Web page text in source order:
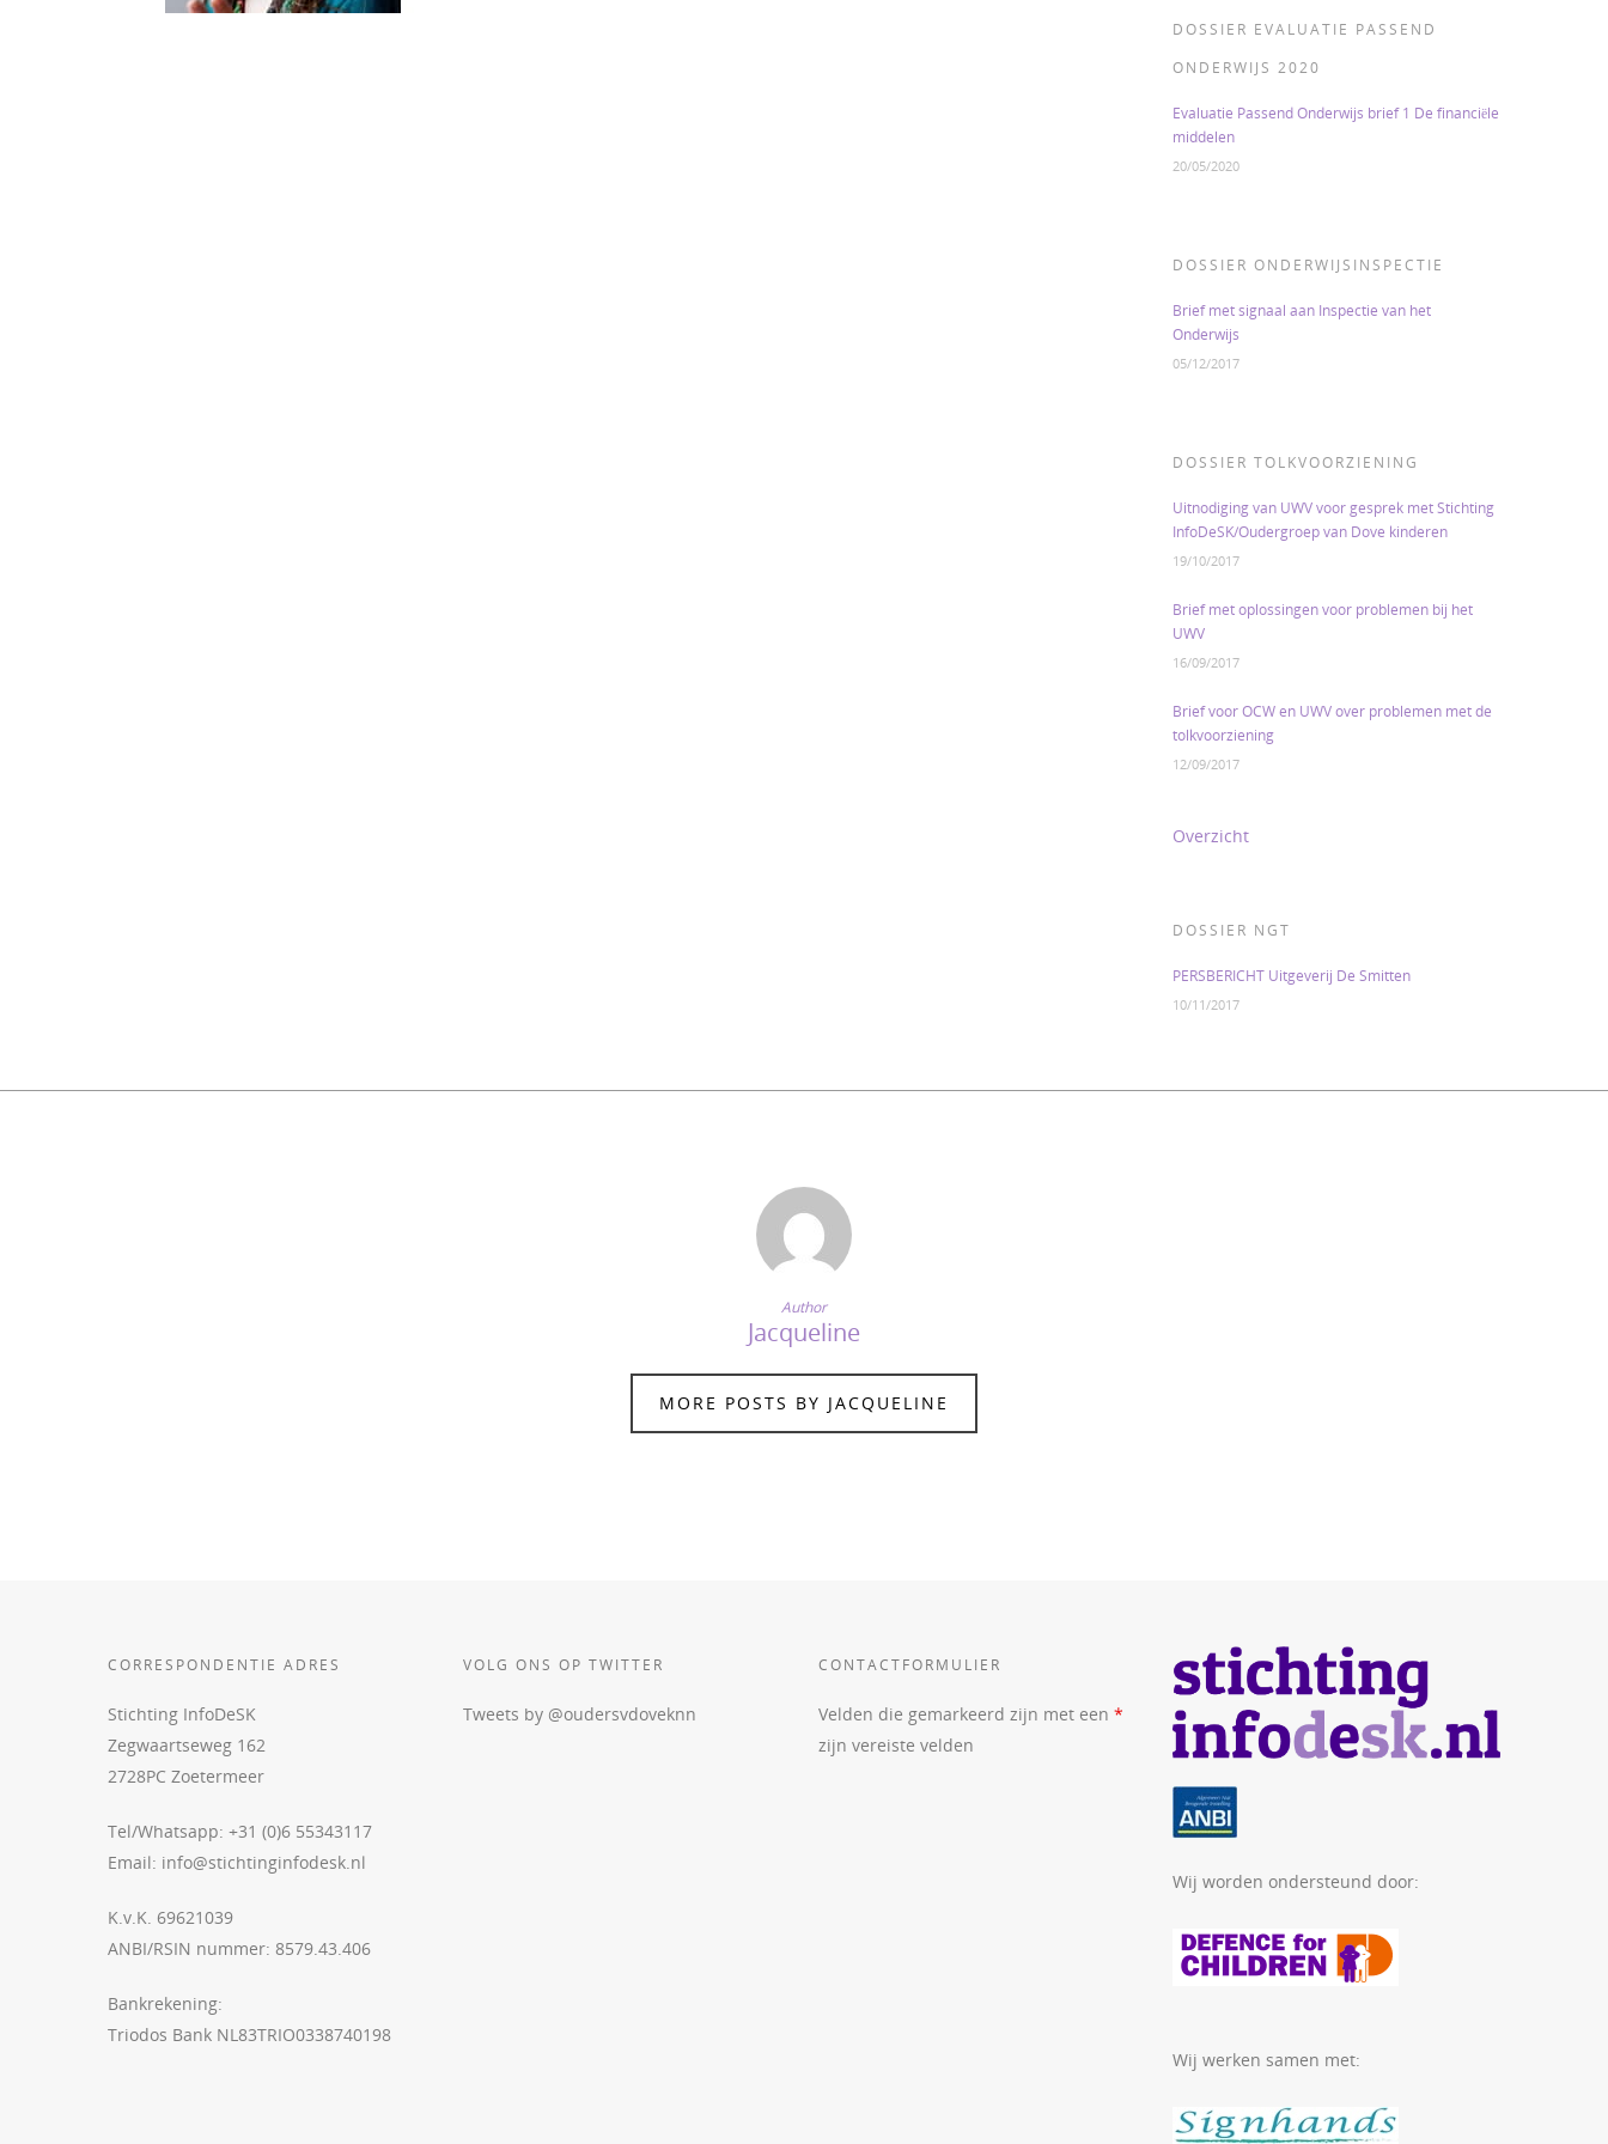
DOSSIER EVALUATIE PASSEND
ONDERWIJS 2020
Evaluatie Passend Onderwijs brief 1 De financiële
middelen
20/05/2020
DOSSIER ONDERWIJSINSPECTIE
Brief met signaal aan Inspectie van het
Onderwijs
05/12/2017
DOSSIER TOLKVOORZIENING
Uitnodiging van UWV voor gesprek met Stichting
InfoDeSK/Oudergroep van Dove kinderen
19/10/2017
Brief met oplossingen voor problemen bij het
UWV
16/09/2017
Brief voor OCW en UWV over problemen met de
tolkvoorziening
12/09/2017
Overzicht
DOSSIER NGT
PERSBERICHT Uitgeverij De Smitten
10/11/2017
Author
Jacqueline
MORE POSTS BY JACQUELINE
CORRESPONDENTIE ADRES
Stichting InfoDeSK
Zegwaartseweg 162
2728PC Zoetermeer
Tel/Whatsapp: +31 (0)6 55343117
Email: info@stichtinginfodesk.nl
K.v.K. 69621039
ANBI/RSIN nummer: 8579.43.406
Bankrekening:
Triodos Bank NL83TRIO0338740198
VOLG ONS OP TWITTER
Tweets by @oudersvdoveknn
CONTACTFORMULIER
Velden die gemarkeerd zijn met een *
zijn vereiste velden
Wij worden ondersteund door:
Wij werken samen met: